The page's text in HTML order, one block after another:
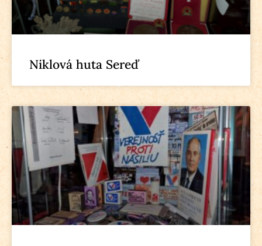
Niklová huta Sereď